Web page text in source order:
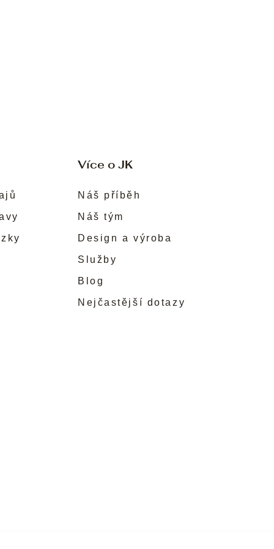
Více o JK
Náš příběh
Náš tým
Design a výroba
Služby
Blog
Nejčastější dotazy